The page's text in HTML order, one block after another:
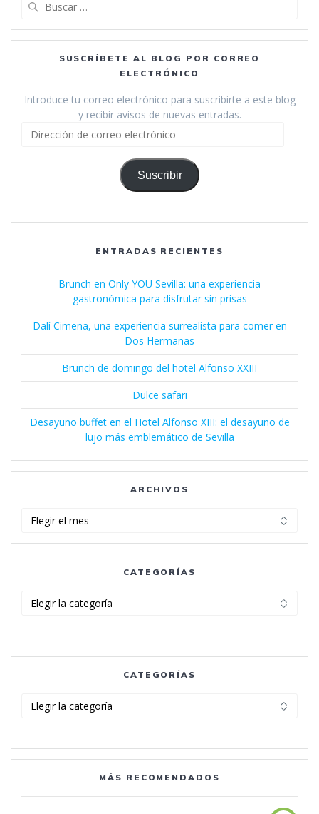
SUSCRÍBETE AL BLOG POR CORREO
ELECTRÓNICO
Introduce tu correo electrónico para suscribirte a este blog
y recibir avisos de nuevas entradas.
Dirección
correo
electrónico
Suscribir
ENTRADAS RECIENTES
Brunch en Only YOU Sevilla: una experiencia
gastronómica para disfrutar sin prisas
Dalí Cimena, una experiencia surrealista para comer en
Dos Hermanas
Brunch de domingo del hotel Alfonso XXIII
Dulce safari
Desayuno buffet en el Hotel Alfonso XIII: el desayuno de
lujo más emblemático de Sevilla
ARCHIVOS
CATEGORÍAS
CATEGORÍAS
MÁS RECOMENDADOS